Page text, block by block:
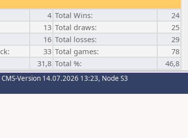
4 Total Wins:
24
13 Total draws:
25
16 Total losses:
29
33 Total games:
78
31,8 Total %: 46,8
CMS-Version 14.07.2026 13:23, Node S3